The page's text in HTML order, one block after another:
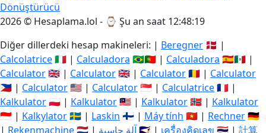
Dönüştürücü
2026 © Hesaplama.lol - ⌚ Şu an saat 12:48:19
Diğer dillerdeki hesap makineleri: | Beregner 🇩🇰 |
Calcolatrice🇮🇹 | Calculadora 🇧🇷🇵🇹 | Calculadora 🇪🇸🇲🇽 |
Calculator🇬🇧 | Calculator🇬🇧 | Calculator🇷🇴 | Calculator
🇵🇭 | Calculator🇺🇸 | Calculator🇸🇬 | Calculatrice🇫🇷 |
Kalkulator🇵🇱 | Kalkulator🇲🇾 | Kalkulator🇳🇴 | Kalkulator
🇮🇩 | Kalkylator🇸🇪 | Laskin 🇫🇮 | Máy tính 🇻🇳 | Rechner🇩🇪
| Rekenmachine🇳🇱 | آلة حاسبة🇸🇦 | เครื่องคิดเลข 🇹🇭 | 計算